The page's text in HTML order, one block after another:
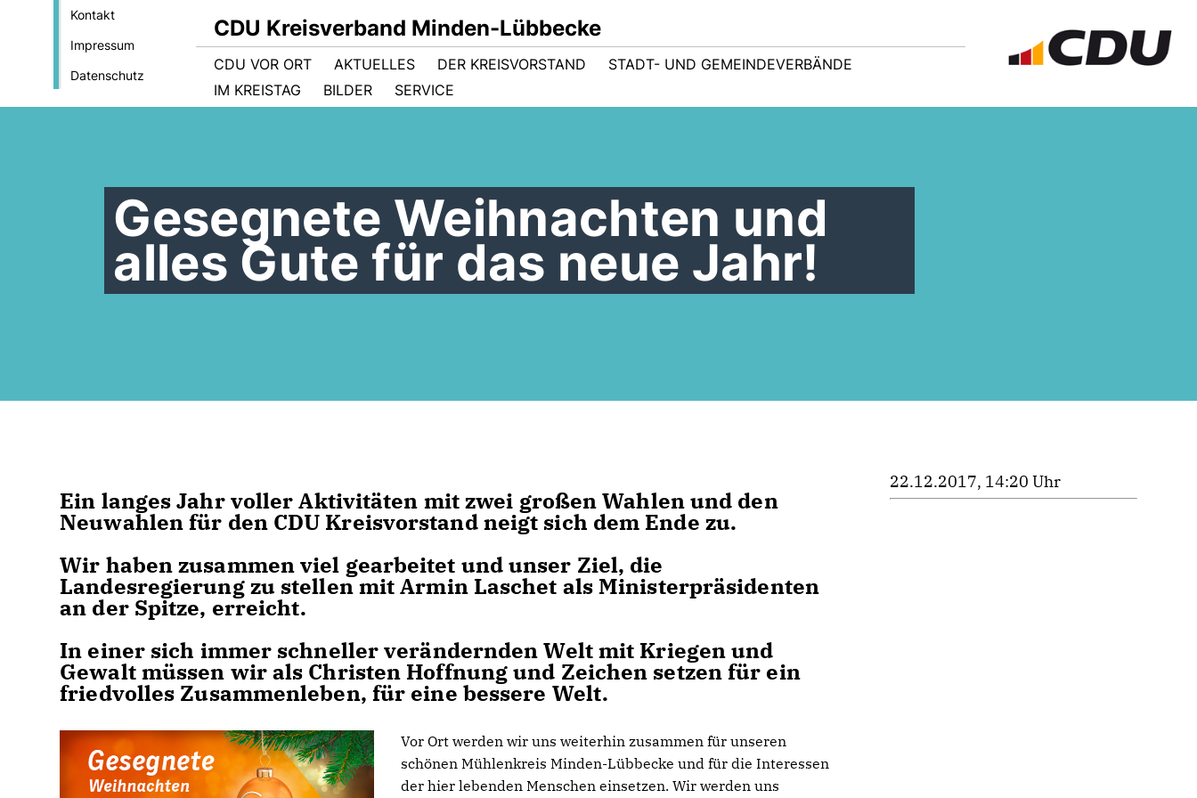
Kontakt
Impressum
Datenschutz
CDU Kreisverband Minden-Lübbecke
CDU VOR ORT AKTUELLES DER KREISVORSTAND
STADT- UND GEMEINDEVERBÄNDE
IM KREISTAG
BILDER SERVICE
Gesegnete Weihnachten und
alles Gute für das neue Jahr!
Ein langes Jahr voller Aktivitäten mit zwei großen Wahlen und den
Neuwahlen für den CDU Kreisvorstand neigt sich dem Ende zu.
Wir haben zusammen viel gearbeitet und unser Ziel, die
Landesregierung zu stellen mit Armin Laschet als Ministerpräsidenten
an der Spitze, erreicht.
In einer sich immer schneller verändernden Welt mit Kriegen und
Gewalt müssen wir als Christen Hoffnung und Zeichen setzen für ein
friedvolles Zusammenleben, für eine bessere Welt.
Vor Ort werden wir uns weiterhin zusammen für unseren
schönen Mühlenkreis Minden-Lübbecke und für die Interessen
der hier lebenden Menschen einsetzen. Wir werden uns
22.12.2017, 14:20 Uhr